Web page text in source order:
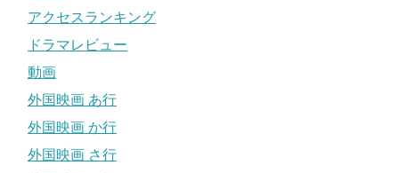
アクセスランキング
ドラマレビュー
動画
外国映画 あ行
外国映画 か行
外国映画 さ行